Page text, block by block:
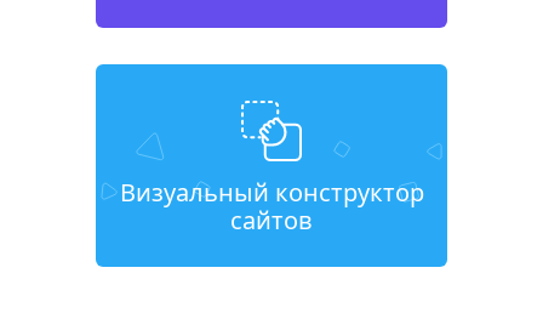
Визуальный конструктор
сайтов